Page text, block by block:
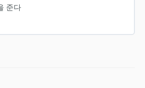
준다